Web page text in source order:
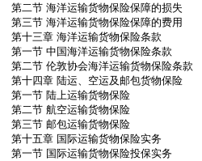
第二节 海洋运输货物保险保障的损失
第三节 海洋运输货物保险保障的费用
第十三章 海洋运输货物保险条款
第一节 中国海洋运输货物保险条款
第二节 伦敦协会海洋运输货物保险条款
第十四章 陆运、空运及邮包货物保险
第一节 陆上运输货物保险
第二节 航空运输货物保险
第三节 邮包运输货物保险
第十五章 国际运输货物保险实务
第一节 国际运输货物保险投保实务